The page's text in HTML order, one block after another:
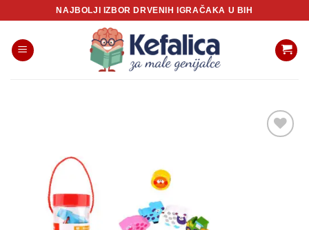
content
NAJBOLJI IZBOR DRVENIH IGRAČAKA U BIH